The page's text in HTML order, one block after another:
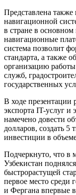
Представлена
навигационной
в стране в
навигационные
система позволит
стандарта, а также
организацию
служб,
государственных
В ходе
экспорта IT-услуг и
намечено довести
долларов, создать
инвестиции в
Подчеркнуто, что в
Узбекистан
быстрорастущей
первое место среди
и Фергана впервые